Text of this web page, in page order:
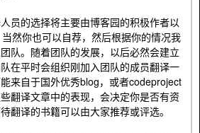
员的选择将主要由博客园的积极作者以
然你也可以自荐，然后根据你的情况我
队。随着团队的发展，以后必然会建立
在平时会组织刚加入团队的成员翻译一
来自于国外优秀blog，或者codeproject
翻译文章中的表现，会决定你是否有资
翻译的书籍可以由大家推荐或评选。